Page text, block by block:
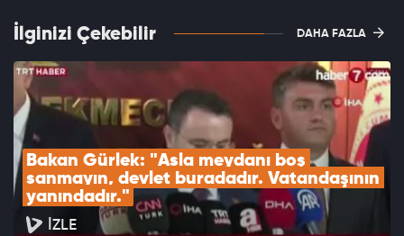
İlginizi Çekebilir DAHA FAZLA
Bakan Gürlek: "Asla meydanı boş
sanmayın, devlet buradadır. Vatandaşının
yanındadır."
İZLE